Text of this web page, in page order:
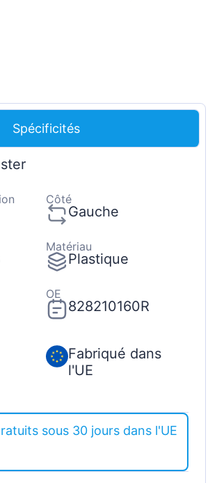
Slovenian
Latvian
Spécificités
Côté
Gauche
Matériau
Plastique
OE
828210160R
Fabriqué dans
l'UE
sous 30 jours dans l'UE